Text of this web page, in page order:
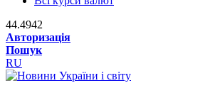
44.4942
Авторизація
Пошук
RU